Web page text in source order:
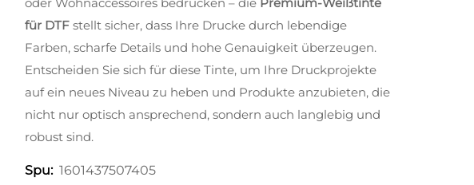
für DTF stellt sicher, dass Ihre Drucke durch lebendige
Farben, scharfe Details und hohe Genauigkeit überzeugen.
Entscheiden Sie sich für diese Tinte, um Ihre Druckprojekte
auf ein neues Niveau zu heben und Produkte anzubieten, die
nicht nur optisch ansprechend, sondern auch langlebig und
robust sind.
Spu: 1601437507405